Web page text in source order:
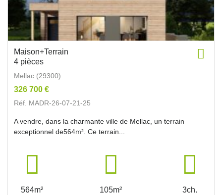
Maison+Terrain
4 pièces
Mellac (29300)
326 700 €
Réf. MADR-26-07-21-25
A vendre, dans la charmante ville de Mellac, un terrain
exceptionnel de564m². Ce terrain...
564m² 105m² 3ch.